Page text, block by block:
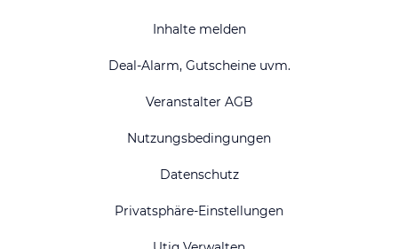
Inhalte melden
Deal-Alarm, Gutscheine uvm.
Veranstalter AGB
Nutzungsbedingungen
Datenschutz
Privatsphäre-Einstellungen